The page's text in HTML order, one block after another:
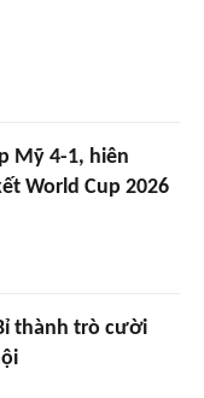
Mỹ 4-1, hiên
World Cup 2026
thành trò cười